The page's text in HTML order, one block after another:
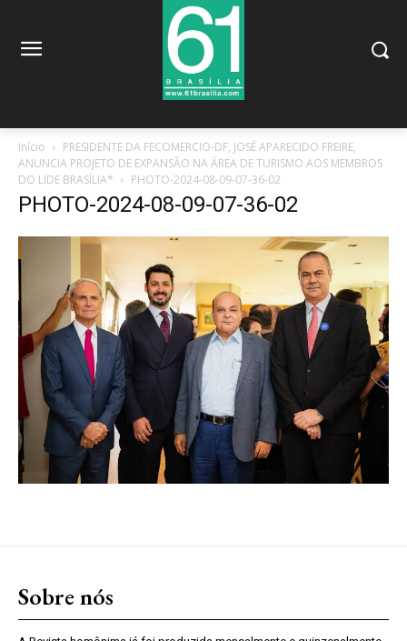
Início
PRESIDENTE DA FECOMERCIO-DF, JOSÉ APARECIDO FREIRE,
ANUNCIA PROJETO DE EXPANSÃO NA ÁREA DE TURISMO AOS MEMBROS
DO LIDE BRASÍLIA*
PHOTO-2024-08-09-07-36-02
PHOTO-2024-08-09-07-36-02
Sobre nós